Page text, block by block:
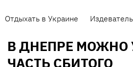
Отдыхать в Украине
В ДНЕПРЕ МОЖНО
ЧАСТЬ СБИТОГО